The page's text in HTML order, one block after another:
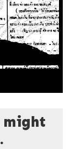
might